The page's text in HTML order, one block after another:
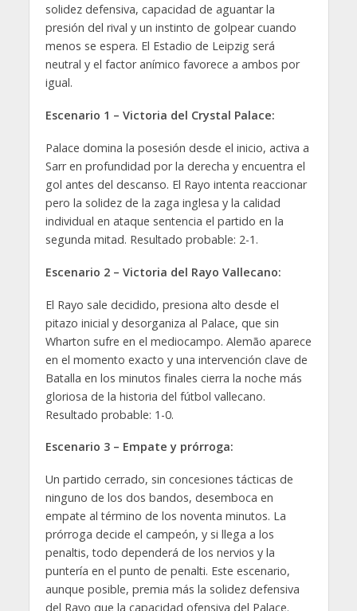
solidez defensiva, capacidad de aguantar la
presión del rival y un instinto de golpear cuando
menos se espera. El Estadio de Leipzig será
neutral y el factor anímico favorece a ambos por
igual.
Escenario 1 – Victoria del Crystal Palace:
Palace domina la posesión desde el inicio, activa a
Sarr en profundidad por la derecha y encuentra el
gol antes del descanso. El Rayo intenta reaccionar
pero la solidez de la zaga inglesa y la calidad
individual en ataque sentencia el partido en la
segunda mitad. Resultado probable: 2-1.
Escenario 2 – Victoria del Rayo Vallecano:
El Rayo sale decidido, presiona alto desde el
pitazo inicial y desorganiza al Palace, que sin
Wharton sufre en el mediocampo. Alemão aparece
en el momento exacto y una intervención clave de
Batalla en los minutos finales cierra la noche más
gloriosa de la historia del fútbol vallecano.
Resultado probable: 1-0.
Escenario 3 – Empate y prórroga:
Un partido cerrado, sin concesiones tácticas de
ninguno de los dos bandos, desemboca en
empate al término de los noventa minutos. La
prórroga decide el campeón, y si llega a los
penaltis, todo dependerá de los nervios y la
puntería en el punto de penalti. Este escenario,
aunque posible, premia más la solidez defensiva
del Rayo que la capacidad ofensiva del Palace.